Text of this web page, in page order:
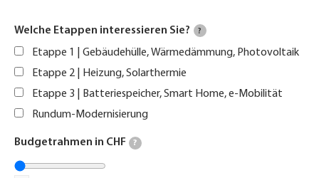
Welche Etappen interessieren Sie? ?
Etappe 1 | Gebäudehülle, Wärmedämmung, Photovoltaik
Etappe 2 | Heizung, Solarthermie
Etappe 3 | Batteriespeicher, Smart Home, e-Mobilität
Rundum-Modernisierung
Budgetrahmen in CHF ?